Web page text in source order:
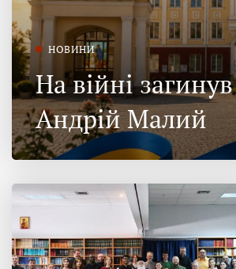
НОВИНИ
На війні
Андрій Малий